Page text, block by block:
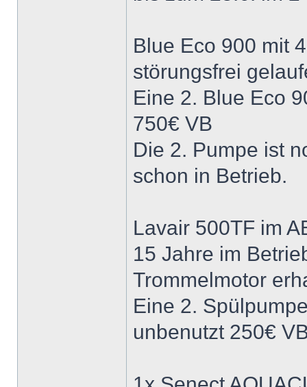
Blue Eco 900 mit
störungsfrei
Eine 2. Blue Eco
750€ VB
Die 2. Pumpe ist
schon in Betrieb.
Lavair 500TF im
15 Jahre im
Trommelmotor
Eine 2.
unbenutzt 250€